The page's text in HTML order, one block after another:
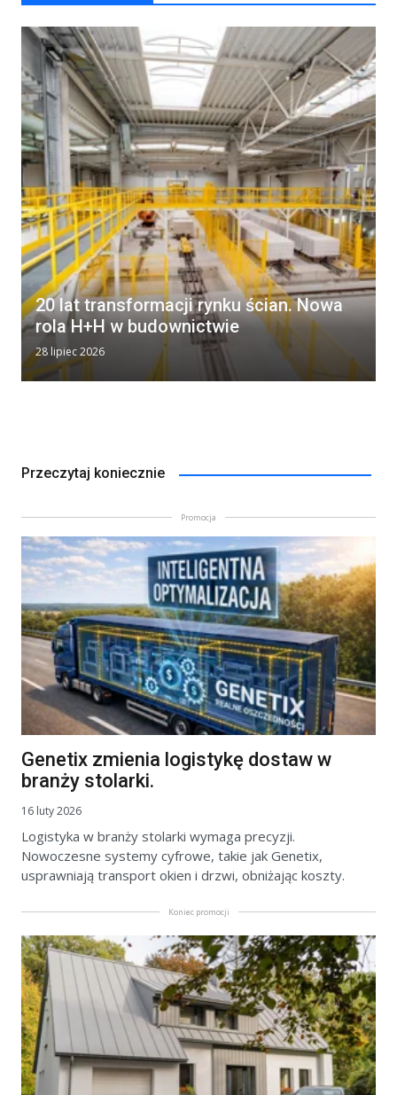
20 lat transformacji rynku ścian. Nowa
rola H+H w budownictwie
28 lipiec 2026
Przeczytaj koniecznie
Promocja
Genetix zmienia logistykę dostaw w
branży stolarki.
16 luty 2026
Logistyka w branży stolarki wymaga precyzji.
Nowoczesne systemy cyfrowe, takie jak Genetix,
usprawniają transport okien i drzwi, obniżając koszty.
Koniec promocji